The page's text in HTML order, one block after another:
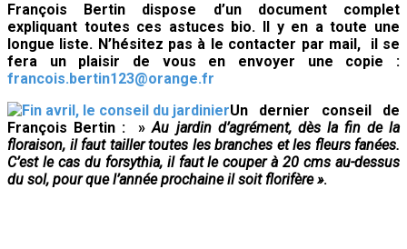
François Bertin dispose d’un document complet
expliquant toutes ces astuces bio. Il y en a toute une
longue liste. N’hésitez pas à le contacter par mail, il se
fera un plaisir de vous en envoyer une copie :
francois.bertin123@orange.fr
Un dernier conseil de
François Bertin : »Au jardin d’agrément, dès la fin de la
floraison, il faut tailler toutes les branches et les fleurs fanées.
C’est le cas du forsythia, il faut le couper à 20 cms au-dessus
du sol, pour que l’année prochaine il soit florifère ».